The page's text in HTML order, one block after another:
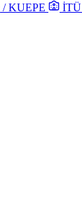
/ KUEPE İTÜ